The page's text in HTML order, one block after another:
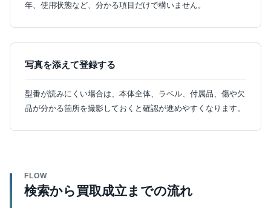
年、使用状態など、分かる項目だけで構いません。
写真を添えて登録する
型番が読みにくい場合は、本体全体、ラベル、付属品、傷や欠
品が分かる箇所を撮影しておくと確認が進めやすくなります。
FLOW
検索から買取成立までの流れ